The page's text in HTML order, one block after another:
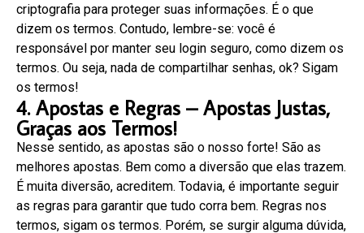
criptografia para proteger suas informações. É o que
dizem os termos. Contudo, lembre-se: você é
responsável por manter seu login seguro, como dizem os
termos. Ou seja, nada de compartilhar senhas, ok? Sigam
os termos!
4. Apostas e Regras – Apostas Justas,
Graças aos Termos!
Nesse sentido, as apostas são o nosso forte! São as
melhores apostas. Bem como a diversão que elas trazem.
É muita diversão, acreditem. Todavia, é importante seguir
as regras para garantir que tudo corra bem. Regras nos
termos, sigam os termos. Porém, se surgir alguma dúvida,